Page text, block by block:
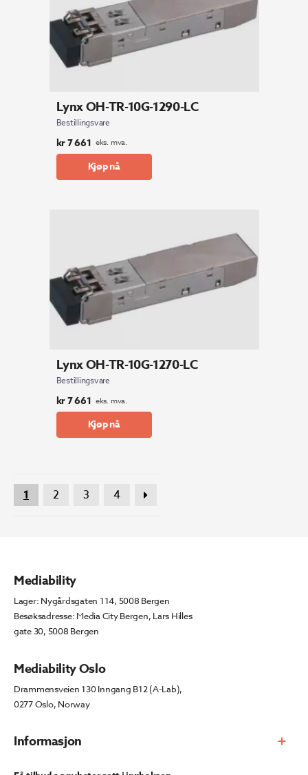
Lynx OH-TR-10G-1290-LC
Bestillingsvare
kr7 661 eks. mva.
Kjøp nå
Lynx OH-TR-10G-1270-LC
Bestillingsvare
kr7 661 eks. mva.
Kjøp nå
1 2 3 4
Informasjon
Mediability
Lager: Nygårdsgaten 114, 5008 Bergen
Besøksadresse: Media City Bergen, Lars Hilles
gate 30, 5008 Bergen
Mediability Oslo
Drammensveien 130 Inngang B12 (A-Lab),
0277 Oslo, Norway